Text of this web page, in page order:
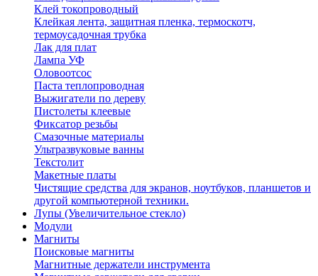
Клей токопроводный
Клейкая лента, защитная пленка, термоскотч,
термоусадочная трубка
Лак для плат
Лампа УФ
Оловоотсос
Паста теплопроводная
Выжигатели по дереву
Пистолеты клеевые
Фиксатор резьбы
Смазочные материалы
Ультразвуковые ванны
Текстолит
Макетные платы
Чистящие средства для экранов, ноутбуков, планшетов и
другой компьютерной техники.
Лупы (Увеличительное стекло)
Модули
Магниты
Поисковые магниты
Магнитные держатели инструмента